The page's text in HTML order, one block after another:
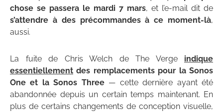
chose se passera le mardi 7 mars, et l’e-mail dit de
s’attendre à des précommandes à ce moment-là,
aussi.
La fuite de Chris Welch de The Verge indique
essentiellement des remplacements pour la Sonos
One et la Sonos Three— cette dernière ayant été
abandonnée depuis un certain temps maintenant. En
plus de certains changements de conception visuelle,